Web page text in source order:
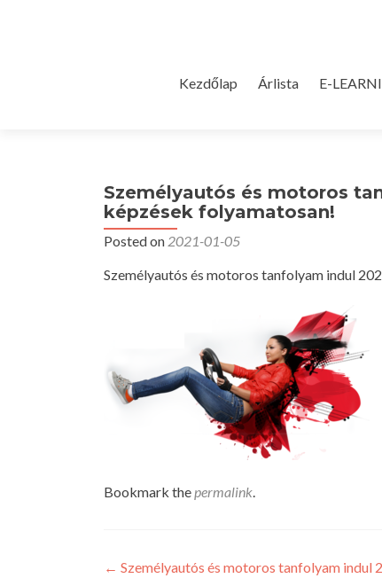
Kezdőlap Árlista E-
Személyautós és motoros
képzések folyamatosan!
Posted on 2021-01-05
Személyautós és motoros tanfolyam indul
Bookmark thepermalink.
Post
← Személyautós és motoros tanfolyam